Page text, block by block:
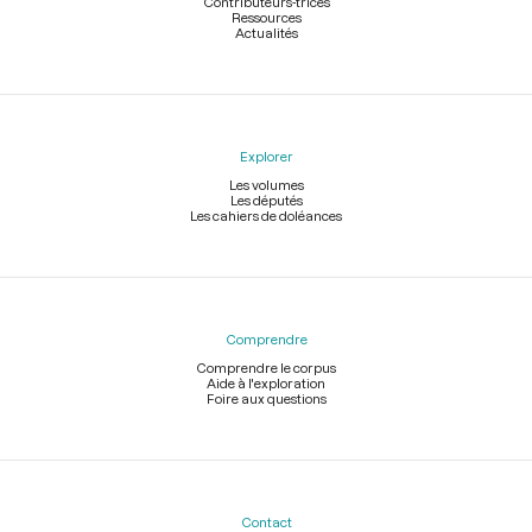
Ressources
Actualités
Explorer
Les volumes
Les députés
Les cahiers de doléances
Comprendre
Comprendre le corpus
Aide à l'exploration
Foire aux questions
Contact